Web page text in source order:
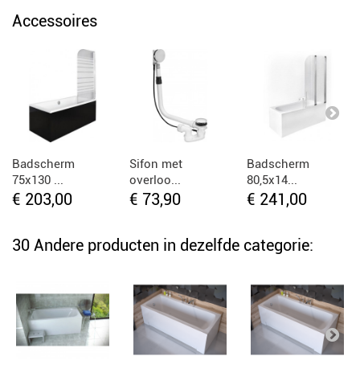
Accessoires
Badscherm
75x130 ...
€ 203,00
Sifon met
overloo...
€ 73,90
Badscherm
80,5x14...
€ 241,00
30 Andere producten in dezelfde categorie: